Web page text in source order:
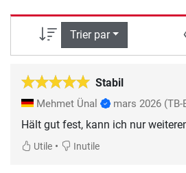
Trier par
Stabil
Mehmet Ünal mars 2026 (TB-
Hält gut fest, kann ich nur
Utile • Inutile